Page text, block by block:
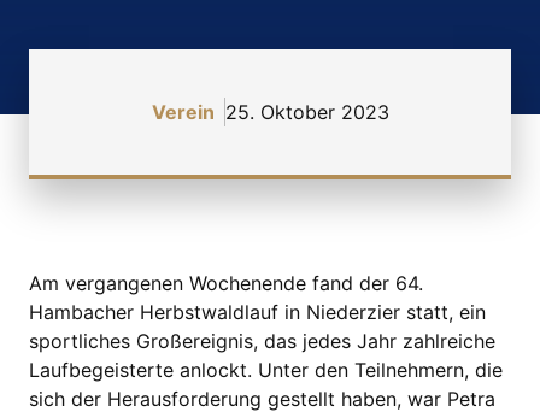
Verein 25. Oktober 2023
Am vergangenen Wochenende fand der 64.
Hambacher Herbstwaldlauf in Niederzier statt, ein
sportliches Großereignis, das jedes Jahr zahlreiche
Laufbegeisterte anlockt. Unter den Teilnehmern, die
sich der Herausforderung gestellt haben, war Petra